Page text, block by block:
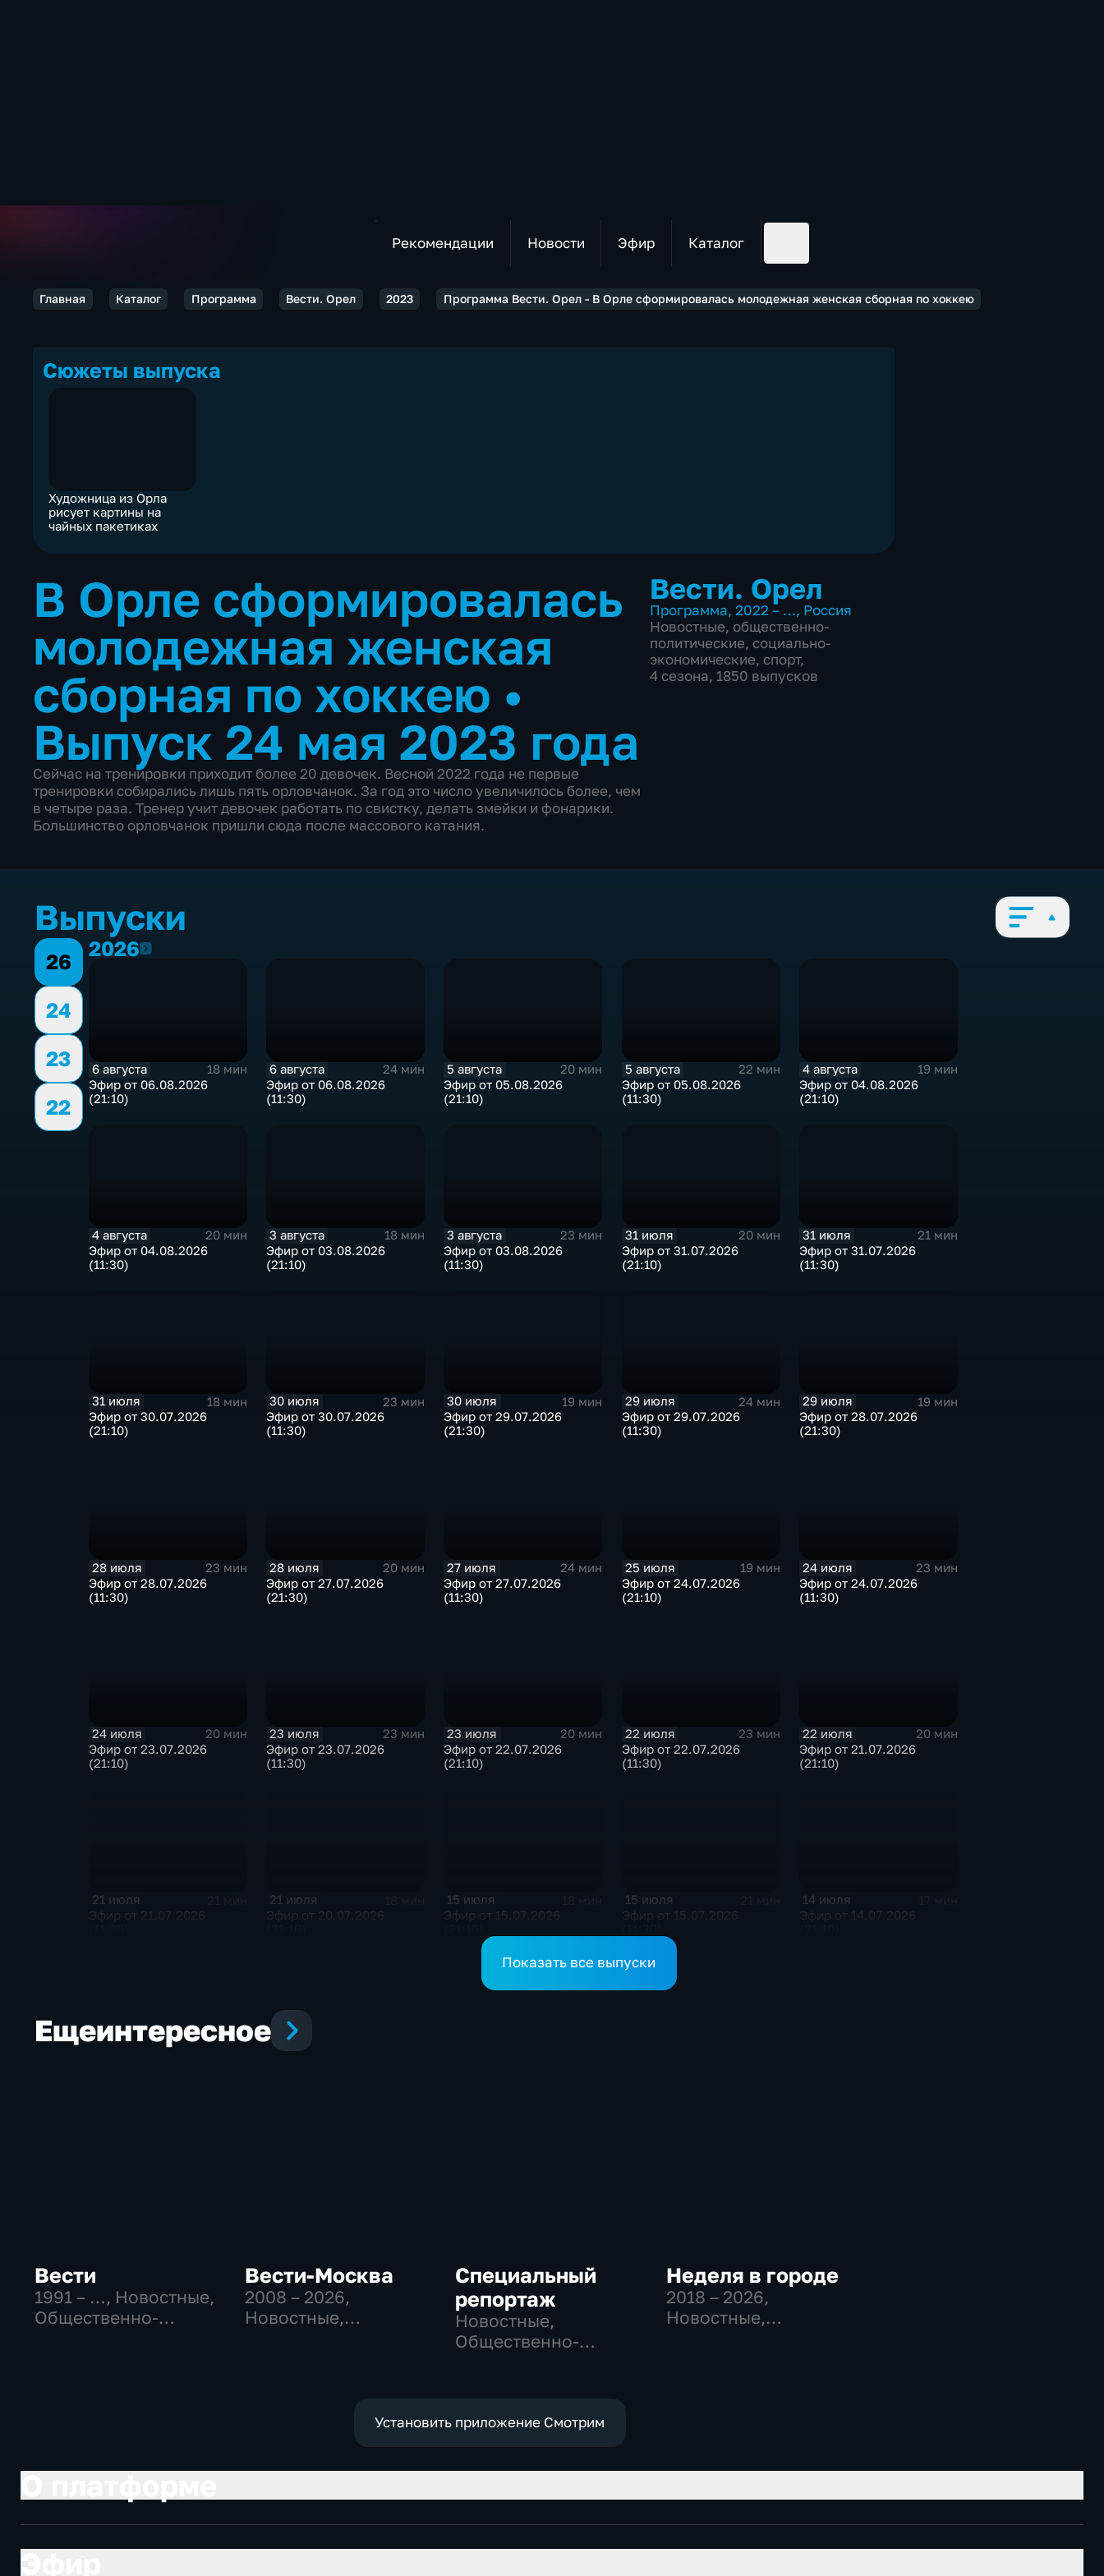
Рекомендации Новости Эфир Каталог
Главная Каталог Программа Вести. Орел 2023 Программа Вести. Орел - В Орле сформировалась молодежная женская сборная по хоккею
Сюжеты выпуска
Художница из Орла
рисует картины на
чайных пакетиках
В Орле сформировалась
молодежная женская
сборная по хоккею •
Выпуск 24 мая 2023 года
Сейчас на тренировки приходит более 20 девочек. Весной 2022 года не первые
тренировки собирались лишь пять орловчанок. За год это число увеличилось более, чем
в четыре раза. Тренер учит девочек работать по свистку, делать змейки и фонарики.
Большинство орловчанок пришли сюда после массового катания.
Вести. Орел
Программа, 2022 – …, Россия
Новостные, общественно-
политические, социально-
экономические, спорт,
4 сезона, 1850 выпусков
Выпуски
26
24
23
22
20262026
6 августа
18 мин
Эфир от 06.08.2026
(21:10)
6 августа
24 мин
Эфир от 06.08.2026
(11:30)
5 августа
20 мин
Эфир от 05.08.2026
(21:10)
5 августа
22 мин
Эфир от 05.08.2026
(11:30)
4 августа
19 мин
Эфир от 04.08.2026
(21:10)
4 августа
20 мин
Эфир от 04.08.2026
(11:30)
3 августа
18 мин
Эфир от 03.08.2026
(21:10)
3 августа
23 мин
Эфир от 03.08.2026
(11:30)
31 июля
20 мин
Эфир от 31.07.2026
(21:10)
31 июля
21 мин
Эфир от 31.07.2026
(11:30)
31 июля
18 мин
Эфир от 30.07.2026
(21:10)
30 июля
23 мин
Эфир от 30.07.2026
(11:30)
30 июля
19 мин
Эфир от 29.07.2026
(21:30)
29 июля
24 мин
Эфир от 29.07.2026
(11:30)
29 июля
19 мин
Эфир от 28.07.2026
(21:30)
28 июля
23 мин
Эфир от 28.07.2026
(11:30)
28 июля
20 мин
Эфир от 27.07.2026
(21:30)
27 июля
24 мин
Эфир от 27.07.2026
(11:30)
25 июля
19 мин
Эфир от 24.07.2026
(21:10)
24 июля
23 мин
Эфир от 24.07.2026
(11:30)
24 июля
20 мин
Эфир от 23.07.2026
(21:10)
23 июля
23 мин
Эфир от 23.07.2026
(11:30)
23 июля
20 мин
Эфир от 22.07.2026
(21:10)
22 июля
23 мин
Эфир от 22.07.2026
(11:30)
22 июля
20 мин
Эфир от 21.07.2026
(21:10)
21 июля 21 июля 15 июля 15 июля 14 июля
Показать все выпуски
Ещеинтересное
Вести
1991 – …, Новостные,
Общественно-
Вести-Москва
2008 – 2026,
Новостные,
Специальный
репортаж
Новостные,
Общественно-
Неделя в городе
2018 – 2026,
Новостные,
Установить приложение Смотрим